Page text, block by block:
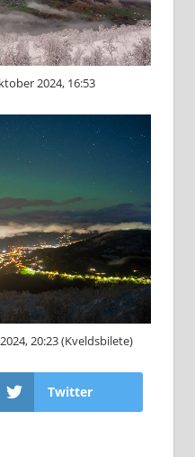
2024, 16:53
20:23 (Kveldsbilete)
Twitter